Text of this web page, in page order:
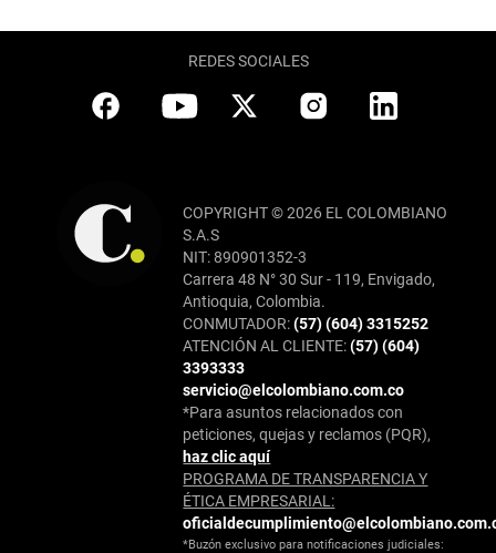
REDES SOCIALES
COPYRIGHT © 2026 EL COLOMBIANO
S.A.S
NIT: 890901352-3
Carrera 48 N° 30 Sur - 119, Envigado,
Antioquia, Colombia.
CONMUTADOR:(57) (604) 3315252
ATENCIÓN AL CLIENTE:(57) (604)
3393333
servicio@elcolombiano.com.co
*Para asuntos relacionados con
peticiones, quejas y reclamos (PQR),
haz clic aquí
PROGRAMA DE TRANSPARENCIA Y
ÉTICA EMPRESARIAL:
*Buzón exclusivo para notificaciones judiciales: